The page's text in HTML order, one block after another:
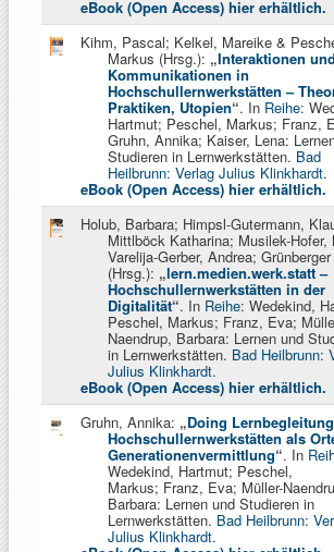
eBook (Open Access) hier erhältlich.
Kihm, Pascal; Kelkel, Mareike &
Markus (Hrsg.): „Interaktionen und
Kommunikationen in
Hochschullernwerkstätten –
Praktiken, Utopien“. In Reihe:
Hartmut; Peschel, Markus; Franz,
Gruhn, Annika; Kaiser, Lena:
Studieren in Lernwerkstätten. Bad
Heilbrunn: Verlag Julius Klinkhardt.
eBook (Open Access) hier erhältlich.
Holub, Barbara; Himpsl-Gutermann,
Mittlböck Katharina; Musilek-Hofer,
Varelija-Gerber, Andrea;
(Hrsg.): „lern.medien.werk.statt –
Hochschullernwerkstätten in der
Digitalität“. In Reihe: Wedekind,
Peschel, Markus; Franz, Eva;
Naendrup, Barbara: Lernen und
in Lernwerkstätten. Bad Heilbrunn:
Julius Klinkhardt.
eBook (Open Access) hier erhältlich.
Gruhn, Annika: „Doing
Hochschullernwerkstätten als
Generationenvermittlung“. In
Wedekind, Hartmut; Peschel,
Markus; Franz, Eva; Müller-
Barbara: Lernen und Studieren in
Lernwerkstätten. Bad Heilbrunn:
Julius Klinkhardt.